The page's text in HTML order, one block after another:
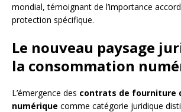
mondial, témoignant de l’importance
protection spécifique.
Le nouveau paysage
la consommation
L’émergence des contrats de fourniture
numérique comme catégorie juridique